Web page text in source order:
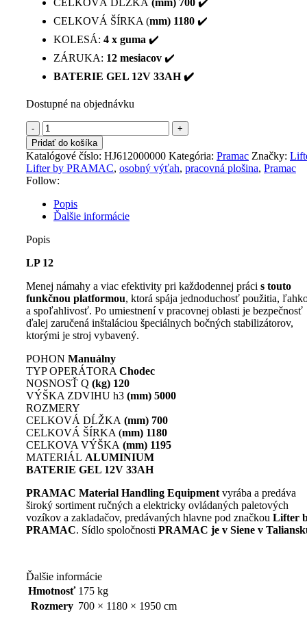
CELKOVÁ ŠÍRKA (mm) 1180 ✔️
KOLESÁ: 4 x guma ✔️
ZÁRUKA: 12 mesiacov ✔️
BATERIE GEL 12V 33AH ✔️
Dostupné na objednávku
množstvo
Pracovná
plošina
osobný
výťah
PRAMAC
LP
12
zdvih
5000mm
120/140kg
12V33AH
Pridať do košíka
Katalógové číslo: HJ612000000 Kategória: Pramac Značky:
Lifter by PRAMAC, osobný výťah, pracovná plošina, Pramac
Follow:
Popis
Ďalšie informácie
Popis
LP 12
Menej námahy a viac efektivity pri každodennej práci s touto
funkčnou platformou, ktorá spája jednoduchosť použitia,
a spoľahlivosť. Po umiestnení v pracovnej oblasti je bezpečnosť
ďalej zaručená inštaláciou špeciálnych bočných stabilizátorov,
ktorými je stroj vybavený.
POHON Manuálny
TYP OPERÁTORA Chodec
NOSNOSŤ Q (kg) 120
VÝŠKA ZDVIHU h3 (mm) 5000
ROZMERY
CELKOVÁ DĹŽKA (mm) 700
CELKOVÁ ŠÍRKA (mm) 1180
CELKOVA VÝŠKA (mm) 1195
MATERIÁL ALUMINIUM
BATERIE GEL 12V 33AH
PRAMAC Material Handling Equipment vyrába a predáva
široký sortiment ručných a elektricky ovládaných paletových
vozíkov a zakladačov, predávaných hlavne pod značkou Lifter
PRAMAC. Sídlo spoločnosti PRAMAC je v Siene v
Ďalšie informácie
Hmotnosť 175 kg
Rozmery 700 × 1180 × 1950 cm